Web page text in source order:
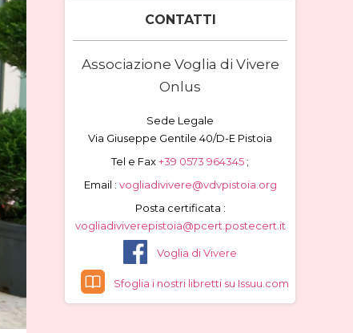
CONTATTI
Associazione Voglia di Vivere
Onlus
Sede Legale
Via Giuseppe Gentile 40/D-E Pistoia
Tel e Fax+39 0573 964345 ;
Email : vogliadivivere@vdvpistoia.org
Posta certificata :
vogliadiviverepistoia@pcert.postecert.it
Voglia di Vivere
Sfoglia i nostri libretti su Issuu.com